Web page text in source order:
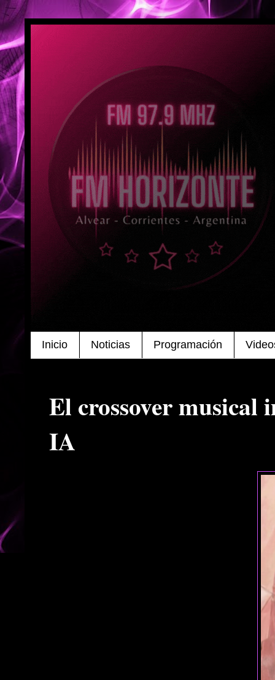
Inicio Noticias Programación
El crossover musical
IA